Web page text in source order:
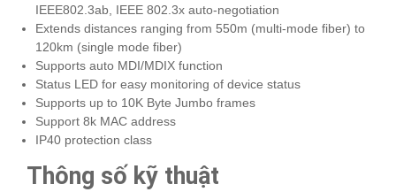
IEEE802.3ab, IEEE 802.3x auto-negotiation
Extends distances ranging from 550m (multi-mode fiber) to
120km (single mode fiber)
Supports auto MDI/MDIX function
Status LED for easy monitoring of device status
Supports up to 10K Byte Jumbo frames
Support 8k MAC address
IP40 protection class
Thông số kỹ thuật